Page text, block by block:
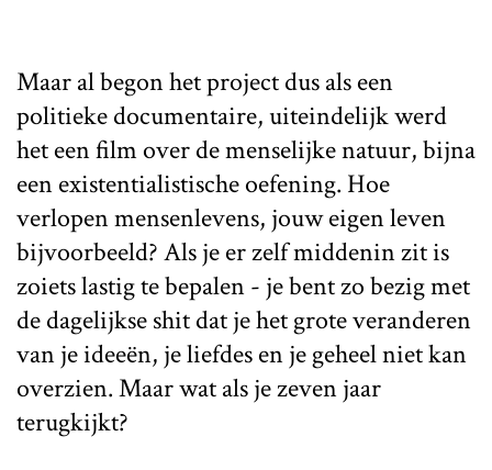
Maar al begon het project dus als een
politieke documentaire, uiteindelijk werd
het een film over de menselijke natuur, bijna
een existentialistische oefening. Hoe
verlopen mensenlevens, jouw eigen leven
bijvoorbeeld? Als je er zelf middenin zit is
zoiets lastig te bepalen - je bent zo bezig met
de dagelijkse shit dat je het grote veranderen
van je ideeën, je liefdes en je geheel niet kan
overzien. Maar wat als je zeven jaar
terugkijkt?